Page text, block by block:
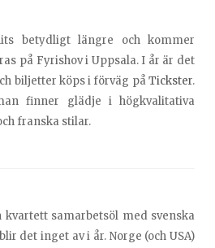
betydligt längre och kommer
på Fyrishov i Uppsala. I år är det
biljetter köps i förväg påTickster.
finner glädje i högkvalitativa
franska stilar.
samarbetsöl med svenska
det inget av i år. Norge (och USA)